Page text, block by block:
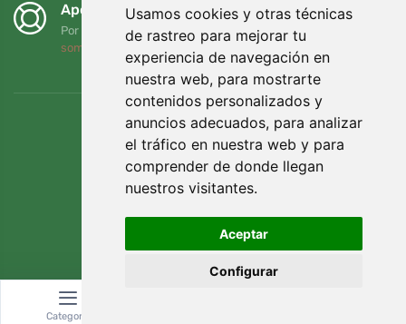
Usamos cookies y otras técnicas
de rastreo para mejorar tu
experiencia de navegación en
nuestra web, para mostrarte
contenidos personalizados y
anuncios adecuados, para analizar
el tráfico en nuestra web y para
comprender de donde llegan
nuestros visitantes.
Aceptar
Configurar
Apoyamos a Trees.org
Por cada pedido plantamos un árbol. Leer más
somos
Categoría